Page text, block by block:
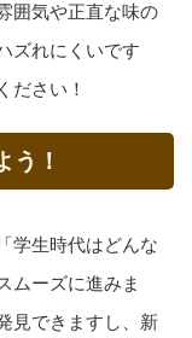
囲気や正直な味の
ズれにくいです
ださい！
う！
学生時代はどんな
ムーズに進みま
見できますし、新